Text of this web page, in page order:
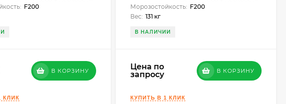
F200
В КОРЗИНУ
Морозостойкость: F200
Вес: 131 кг
В НАЛИЧИИ
Цена по
запросу
В КОРЗИНУ